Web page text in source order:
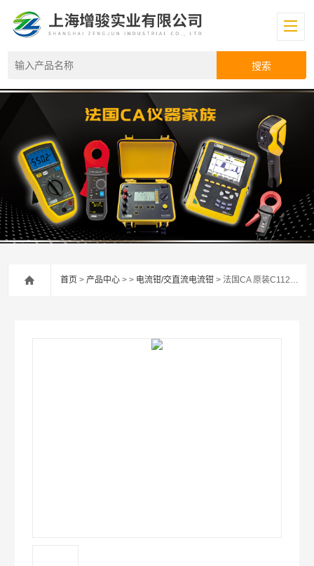
首页 >产品中心 > > 电流钳/交直流电流钳 > 法国CA 原装C112交流电流钳